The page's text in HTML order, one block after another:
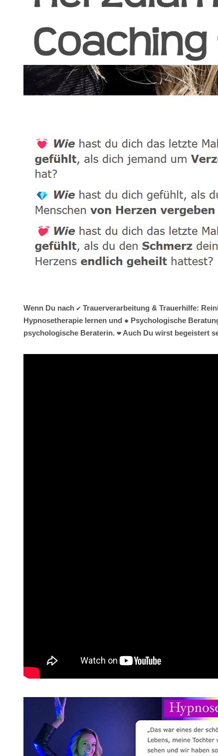
Wenn Du nach ✔️ Trauerverarbeitung & Trauerhilfe:
Hypnosetherapie lernen und ✹ Psychologische
psychologische Beraterin. ❤ Auch Du wirst begeistert